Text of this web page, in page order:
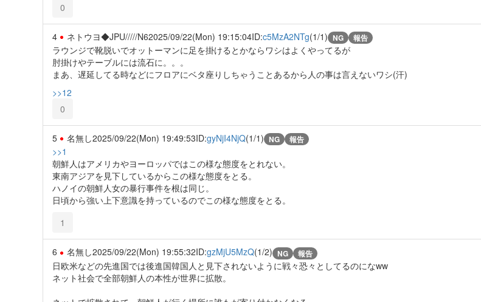
0
4 ネトウヨ◆JPU/////N62025/09/22(Mon) 19:15:04ID:c5MzA2NTg(1/1) NG 報告
ラウンジで靴脱いでオットーマンに足を掛けるとかならワシはよくやってるが
肘掛けやテーブルには流石に。。。
まあ、遅延してる時などにフロアにベタ座りしちゃうことあるから人の事は言えないワシ(汗)
>>12
0
5 名無し2025/09/22(Mon) 19:49:53ID:gyNjI4NjQ(1/1) NG 報告
>>1
朝鮮人はアメリカやヨーロッパではこの様な態度をとれない。
東南アジアを見下しているからこの様な態度をとる。
ハノイの朝鮮人女の暴行事件を根は同じ。
日頃から強い上下意識を持っているのでこの様な態度をとる。
1
6 名無し2025/09/22(Mon) 19:55:32ID:gzMjU5MzQ(1/2) NG 報告
日欧米などの先進国では後進国韓国人と見下されないように戦々恐々としてるのになww
ネット社会で全部朝鮮人の本性が世界に拡散。